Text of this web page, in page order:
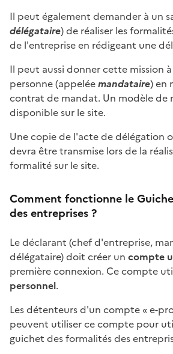
Il peut également demander à un
délégataire) de réaliser les
de l'entreprise en rédigeant une
Il peut aussi donner cette mission
personne (appeléemandataire) en
contrat de mandat. Un modèle de
disponible sur le site.
Une copie de l'acte de délégation
devra être transmise lors de la
formalité sur le site.
Comment fonctionne le
des entreprises ?
Le déclarant (chef d'entreprise,
délégataire) doit créer un compte
première connexion. Ce compte
personnel.
Les détenteurs d'un compte « e-
peuvent utiliser ce compte pour
guichet des formalités des